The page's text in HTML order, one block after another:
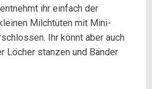
ihr einfach der
Milchtüten mit Mini-
Ihr könnt aber auch
Löcher stanzen und Bänder